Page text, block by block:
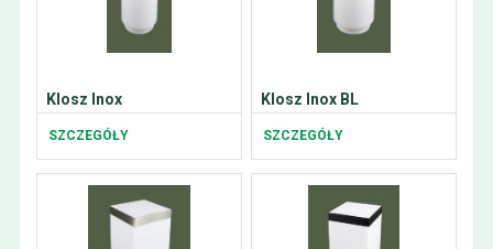
Klosz Inox
SZCZEGÓŁY
Klosz Inox BL
SZCZEGÓŁY